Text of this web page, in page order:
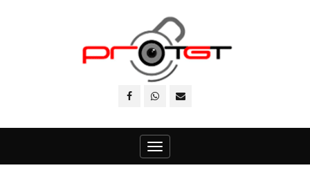
Toggle
navigation